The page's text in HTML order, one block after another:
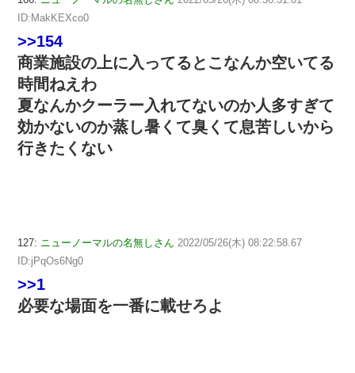
ID:MakKEXco0
>>154
商業施設の上に入ってるとこなんか空いてる
時間ねえわ
夏なんかクーラー入れてないのか人多すぎて
効かないのか蒸し暑くて臭くて息苦しいから
行きたくない
127: ニューノーマルの名無しさん 2022/05/26(木) 08:22:58.67
ID:jPqOs6Ng0
>>1
必要な場面を一番に載せろよ